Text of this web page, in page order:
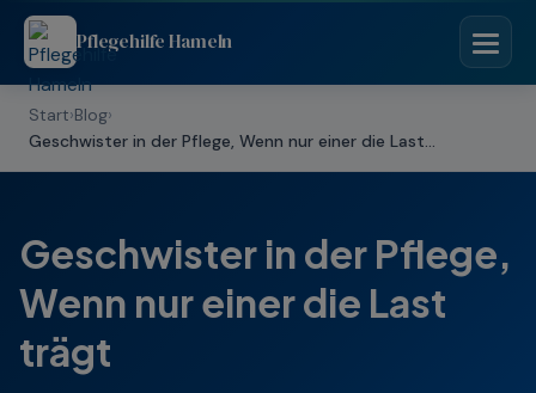
Pflegehilfe Hameln
Start›Blog›
Geschwister in der Pflege, Wenn nur einer die Last...
Geschwister in der Pflege,
Wenn nur einer die Last
trägt